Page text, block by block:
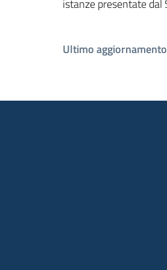
istanze presentate dal
Ultimo aggiornamento